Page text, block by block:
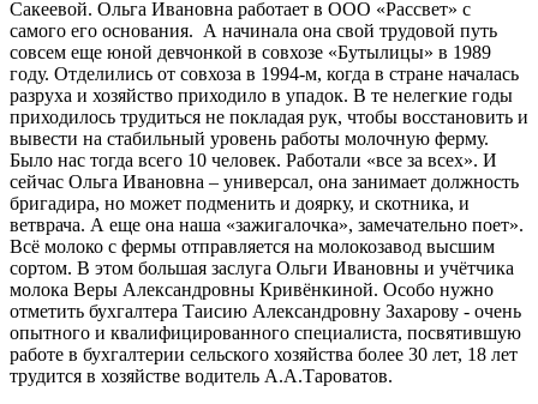
Сакеевой. Ольга Ивановна работает в ООО «Рассвет» с
самого его основания. А начинала она свой трудовой путь
совсем еще юной девчонкой в совхозе «Бутылицы» в 1989
году. Отделились от совхоза в 1994-м, когда в стране началась
разруха и хозяйство приходило в упадок. В те нелегкие годы
приходилось трудиться не покладая рук, чтобы восстановить и
вывести на стабильный уровень работы молочную ферму.
Было нас тогда всего 10 человек. Работали «все за всех». И
сейчас Ольга Ивановна – универсал, она занимает должность
бригадира, но может подменить и доярку, и скотника, и
ветврача. А еще она наша «зажигалочка», замечательно поет».
Всё молоко с фермы отправляется на молокозавод высшим
сортом. В этом большая заслуга Ольги Ивановны и учётчика
молока Веры Александровны Кривёнкиной. Особо нужно
отметить бухгалтера Таисию Александровну Захарову - очень
опытного и квалифицированного специалиста, посвятившую
работе в бухгалтерии сельского хозяйства более 30 лет, 18 лет
трудится в хозяйстве водитель А.А.Тароватов.